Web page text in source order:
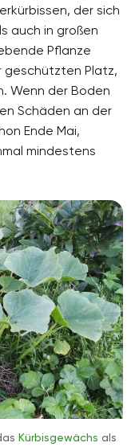
der sich
auch in großen
Pflanze
geschützten Platz,
Wenn der Boden
Schäden an der
Ende Mai,
mindestens
Kürbisgewächs als